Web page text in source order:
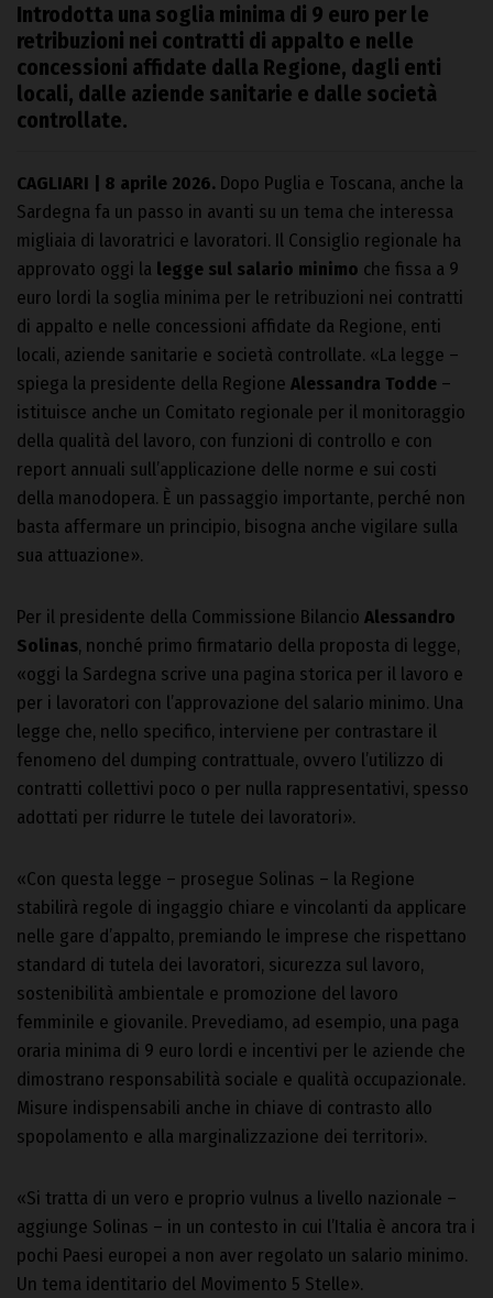
Introdotta una soglia minima di 9 euro per le
retribuzioni nei contratti di appalto e nelle
concessioni affidate dalla Regione, dagli enti
locali, dalle aziende sanitarie e dalle società
controllate.
CAGLIARI | 8 aprile 2026. Dopo Puglia e Toscana, anche la
Sardegna fa un passo in avanti su un tema che interessa
migliaia di lavoratrici e lavoratori. Il Consiglio regionale ha
approvato oggi la legge sul salario minimo che fissa a 9
euro lordi la soglia minima per le retribuzioni nei contratti
di appalto e nelle concessioni affidate da Regione, enti
locali, aziende sanitarie e società controllate. «La legge –
spiega la presidente della Regione Alessandra Todde –
istituisce anche un Comitato regionale per il monitoraggio
della qualità del lavoro, con funzioni di controllo e con
report annuali sull’applicazione delle norme e sui costi
della manodopera. È un passaggio importante, perché non
basta affermare un principio, bisogna anche vigilare sulla
sua attuazione».
Per il presidente della Commissione Bilancio Alessandro
Solinas, nonché primo firmatario della proposta di legge,
«oggi la Sardegna scrive una pagina storica per il lavoro e
per i lavoratori con l’approvazione del salario minimo. Una
legge che, nello specifico, interviene per contrastare il
fenomeno del dumping contrattuale, ovvero l’utilizzo di
contratti collettivi poco o per nulla rappresentativi, spesso
adottati per ridurre le tutele dei lavoratori».
«Con questa legge – prosegue Solinas – la Regione
stabilirà regole di ingaggio chiare e vincolanti da applicare
nelle gare d’appalto, premiando le imprese che rispettano
standard di tutela dei lavoratori, sicurezza sul lavoro,
sostenibilità ambientale e promozione del lavoro
femminile e giovanile. Prevediamo, ad esempio, una paga
oraria minima di 9 euro lordi e incentivi per le aziende che
dimostrano responsabilità sociale e qualità occupazionale.
Misure indispensabili anche in chiave di contrasto allo
spopolamento e alla marginalizzazione dei territori».
«Si tratta di un vero e proprio vulnus a livello nazionale –
aggiunge Solinas – in un contesto in cui l’Italia è ancora tra i
pochi Paesi europei a non aver regolato un salario minimo.
Un tema identitario del Movimento 5 Stelle».